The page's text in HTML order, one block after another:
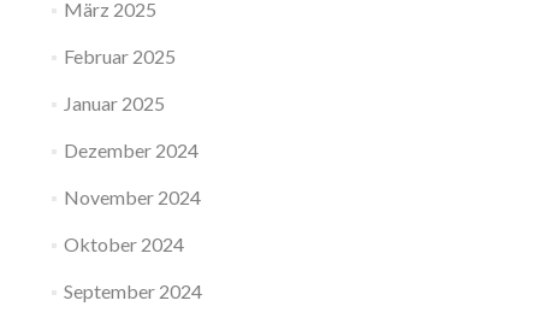
März 2025
Februar 2025
Januar 2025
Dezember 2024
November 2024
Oktober 2024
September 2024